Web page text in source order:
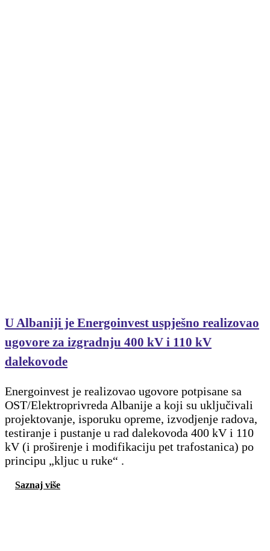
U Albaniji je Energoinvest uspješno realizovao
ugovore za izgradnju 400 kV i 110 kV
dalekovode
Energoinvest je realizovao ugovore potpisane sa
OST/Elektroprivreda Albanije a koji su uključivali
projektovanje, isporuku opreme, izvodjenje radova,
testiranje i pustanje u rad dalekovoda 400 kV i 110
kV (i proširenje i modifikaciju pet trafostanica) po
principu „kljuc u ruke“ .
Saznaj više